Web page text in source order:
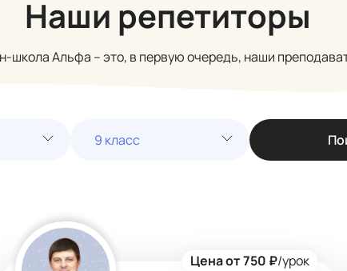
Наши репетиторы
школа Альфа – это, в первую очередь, наши
9 класс
Цена от 750 ₽/урок